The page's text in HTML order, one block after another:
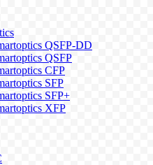
QSFP-DD
QSFP
CFP
SFP
SFP+
XFP